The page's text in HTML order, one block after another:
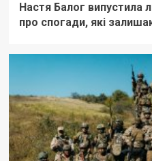
Настя Балог випустила
про спогади, які